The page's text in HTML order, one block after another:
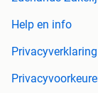
Help en info
Privacyverklaring